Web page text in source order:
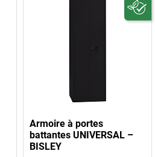
Armoire à portes
battantes UNIVERSAL –
BISLEY